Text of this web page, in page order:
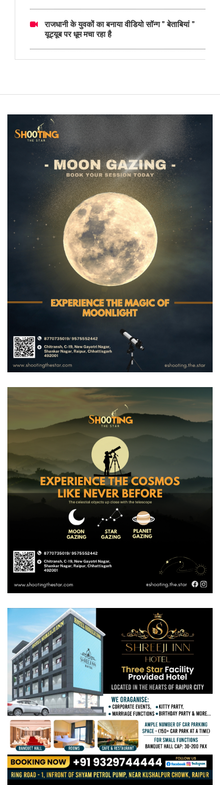
राजधानी के युवकों का बनाया वीडियो सॉन्ग " बेताबियां "
यूट्यूब पर धूम मचा रहा है